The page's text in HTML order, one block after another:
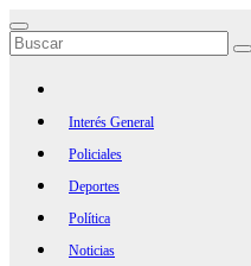
Saltar
al
contenido
Interés General
Policiales
Deportes
Política
Noticias